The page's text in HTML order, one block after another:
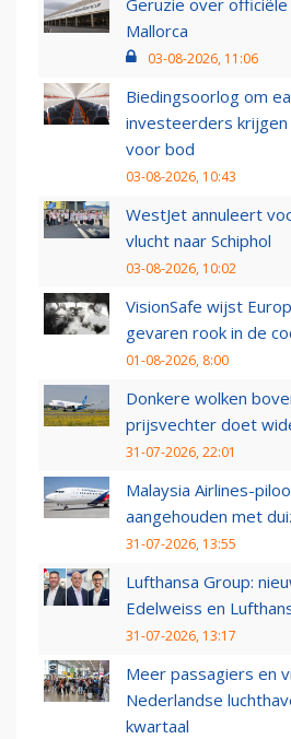
Geruzie over
Mallorca
03-08-2026, 11:06
Biedingsoorlog om
investeerders
voor bod
03-08-2026, 10:43
WestJet annuleert
vlucht naar Schiphol
03-08-2026, 10:02
VisionSafe wijst
gevaren rook in de
01-08-2026, 8:00
Donkere wolken
prijsvechter doet
31-07-2026, 22:01
Malaysia Airlines-
aangehouden met
31-07-2026, 13:55
Lufthansa Group:
Edelweiss en
31-07-2026, 13:17
Meer passagiers en
Nederlandse
kwartaal